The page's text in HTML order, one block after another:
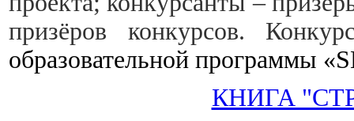
призёров конкурсов.
образовательной программы
КНИГА